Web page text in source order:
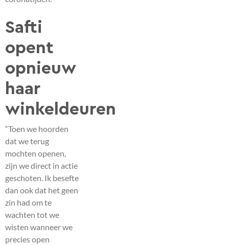
Safti
opent
opnieuw
haar
winkeldeuren
“Toen we hoorden
dat we terug
mochten openen,
zijn we direct in actie
geschoten. Ik besefte
dan ook dat het geen
zin had om te
wachten tot we
wisten wanneer we
precies open